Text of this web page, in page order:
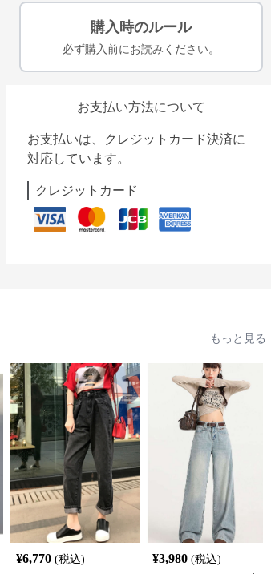
購入時のルール
必ず購入前にお読みください。
お支払い方法について
お支払いは、クレジットカード決済に
対応しています。
クレジットカード
もっと見る
¥6,770 (税込)
¥3,980 (税込)